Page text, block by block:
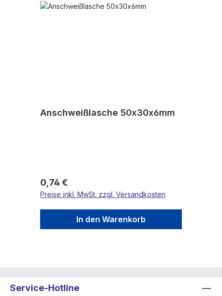
Anschweißlasche 50x30x6mm
Regulärer Preis:
0,74 €
Preise inkl. MwSt. zzgl. Versandkosten
In den Warenkorb
Service-Hotline